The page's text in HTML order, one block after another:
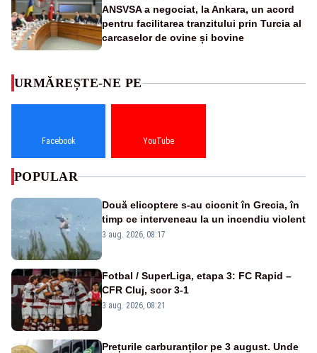
ANSVSA a negociat, la Ankara, un acord
pentru facilitarea tranzitului prin Turcia al
carcaselor de ovine și bovine
URMĂREȘTE-NE PE
Facebook YouTube
POPULAR
Două elicoptere s-au ciocnit în Grecia, în
timp ce interveneau la un incendiu violent
3 aug. 2026, 08:17
Fotbal / SuperLiga, etapa 3: FC Rapid –
CFR Cluj, scor 3-1
3 aug. 2026, 08:21
Prețurile carburanților pe 3 august. Unde